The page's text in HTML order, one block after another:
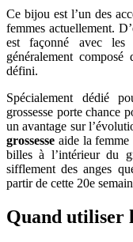
Ce bijou est l’un des
femmes actuellement.
est façonné avec
généralement
défini.
Spécialement dédié
grossesse porte chance
un avantage sur
grossesse aide la femme
billes à l’intérieur du
sifflement des anges
partir de cette 20e
Quand utiliser